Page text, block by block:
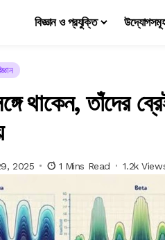
বিজ্ঞান ও প্রযুক্তি
থাকেন, তাঁদের
2025 1 Mins Read 1.2k